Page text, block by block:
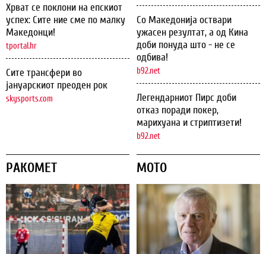
Хрват се поклони на епскиот
успех: Сите ние сме по малку
Македонци!
tportal.hr
Сите трансфери во
јануарскиот преоден рок
skysports.com
Со Македонија оствари
ужасен резултат, а од Кина
доби понуда што - не се
одбива!
b92.net
Легендарниот Пирс доби
отказ поради покер,
марихуана и стриптизети!
b92.net
РАКОМЕТ МОТО